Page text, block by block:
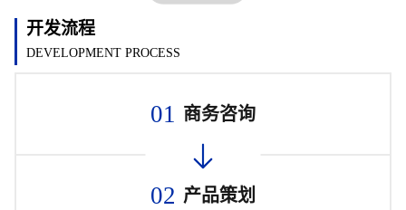
开发流程
DEVELOPMENT PROCESS
01 商务咨询
02 产品策划